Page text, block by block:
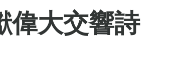
偉大交響詩